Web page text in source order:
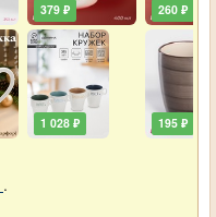
379 ₽
1 028 ₽
260 ₽
195 ₽
.